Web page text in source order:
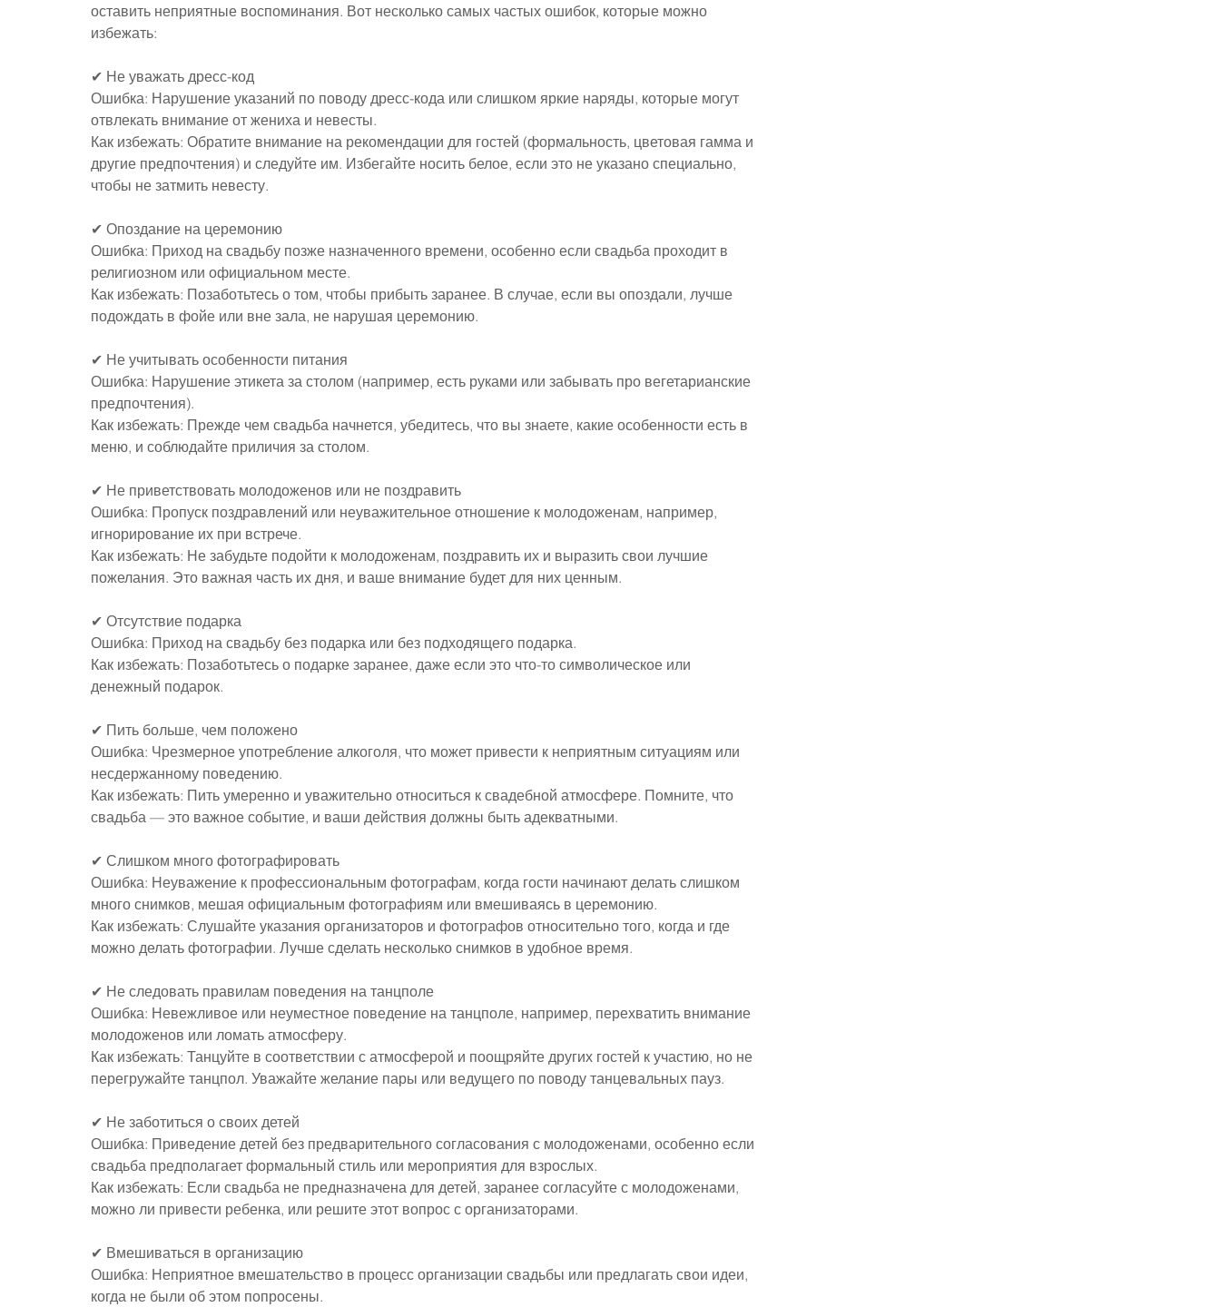
оставить неприятные воспоминания. Вот несколько самых частых ошибок, которые можно
избежать:
✔ Не уважать дресс-код
Ошибка: Нарушение указаний по поводу дресс-кода или слишком яркие наряды, которые могут
отвлекать внимание от жениха и невесты.
Как избежать: Обратите внимание на рекомендации для гостей (формальность, цветовая гамма и
другие предпочтения) и следуйте им. Избегайте носить белое, если это не указано специально,
чтобы не затмить невесту.
✔ Опоздание на церемонию
Ошибка: Приход на свадьбу позже назначенного времени, особенно если свадьба проходит в
религиозном или официальном месте.
Как избежать: Позаботьтесь о том, чтобы прибыть заранее. В случае, если вы опоздали, лучше
подождать в фойе или вне зала, не нарушая церемонию.
✔ Не учитывать особенности питания
Ошибка: Нарушение этикета за столом (например, есть руками или забывать про вегетарианские
предпочтения).
Как избежать: Прежде чем свадьба начнется, убедитесь, что вы знаете, какие особенности есть в
меню, и соблюдайте приличия за столом.
✔ Не приветствовать молодоженов или не поздравить
Ошибка: Пропуск поздравлений или неуважительное отношение к молодоженам, например,
игнорирование их при встрече.
Как избежать: Не забудьте подойти к молодоженам, поздравить их и выразить свои лучшие
пожелания. Это важная часть их дня, и ваше внимание будет для них ценным.
✔ Отсутствие подарка
Ошибка: Приход на свадьбу без подарка или без подходящего подарка.
Как избежать: Позаботьтесь о подарке заранее, даже если это что-то символическое или
денежный подарок.
✔ Пить больше, чем положено
Ошибка: Чрезмерное употребление алкоголя, что может привести к неприятным ситуациям или
несдержанному поведению.
Как избежать: Пить умеренно и уважительно относиться к свадебной атмосфере. Помните, что
свадьба — это важное событие, и ваши действия должны быть адекватными.
✔ Слишком много фотографировать
Ошибка: Неуважение к профессиональным фотографам, когда гости начинают делать слишком
много снимков, мешая официальным фотографиям или вмешиваясь в церемонию.
Как избежать: Слушайте указания организаторов и фотографов относительно того, когда и где
можно делать фотографии. Лучше сделать несколько снимков в удобное время.
✔ Не следовать правилам поведения на танцполе
Ошибка: Невежливое или неуместное поведение на танцполе, например, перехватить внимание
молодоженов или ломать атмосферу.
Как избежать: Танцуйте в соответствии с атмосферой и поощряйте других гостей к участию, но не
перегружайте танцпол. Уважайте желание пары или ведущего по поводу танцевальных пауз.
✔ Не заботиться о своих детей
Ошибка: Приведение детей без предварительного согласования с молодоженами, особенно если
свадьба предполагает формальный стиль или мероприятия для взрослых.
Как избежать: Если свадьба не предназначена для детей, заранее согласуйте с молодоженами,
можно ли привести ребенка, или решите этот вопрос с организаторами.
✔ Вмешиваться в организацию
Ошибка: Неприятное вмешательство в процесс организации свадьбы или предлагать свои идеи,
когда не были об этом попросены.